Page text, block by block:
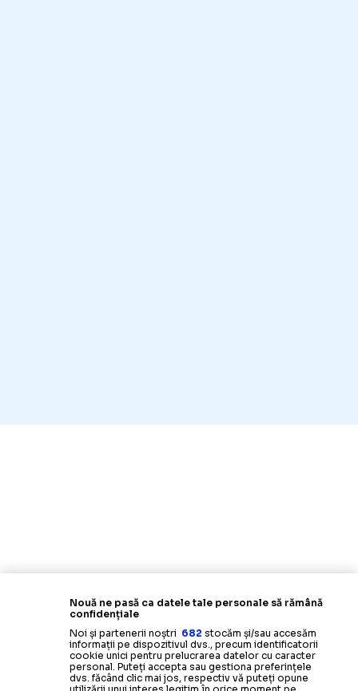
Nouă ne pasă ca datele tale personale să rămână
confidențiale
Noi și partenerii noștri 682 stocăm și/sau accesăm
informații pe dispozitivul dvs., precum identificatorii
cookie unici pentru prelucrarea datelor cu caracter
personal. Puteți accepta sau gestiona preferințele
dvs. făcând clic mai jos, respectiv vă puteți opune